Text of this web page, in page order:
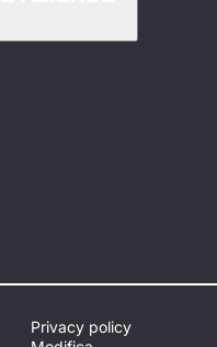
Privacy policy